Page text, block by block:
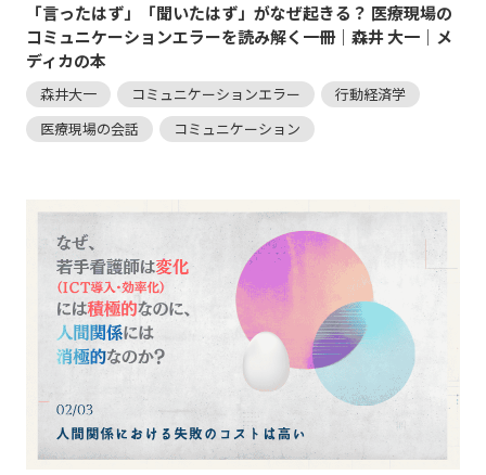
「言ったはず」「聞いたはず」がなぜ起きる？ 医療現場の
コミュニケーションエラーを読み解く一冊｜森井 大一｜メ
ディカの本
森井大一 コミュニケーションエラー
行動経済学
医療現場の会話
コミュニケーション